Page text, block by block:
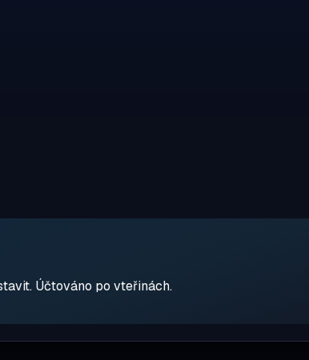
Účtováno po vteřinách.